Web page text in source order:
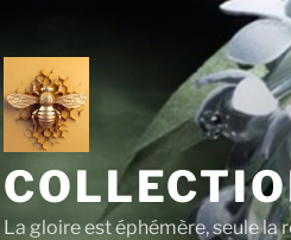
La gloire est éphémère, seule la